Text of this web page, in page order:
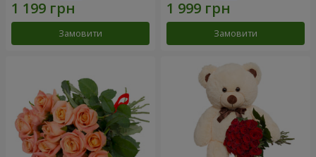
Замовити Замовити